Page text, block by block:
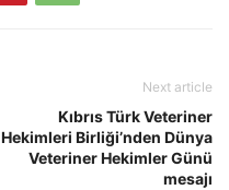
Next article
Kıbrıs Türk Veteriner
Hekimleri Birliği’nden Dünya
Veteriner Hekimler Günü
mesajı